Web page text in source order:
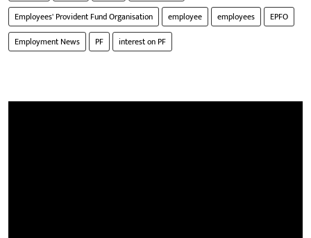
Employees' Provident Fund Organisation
employee employees
EPFO
Employment News
PF interest on PF